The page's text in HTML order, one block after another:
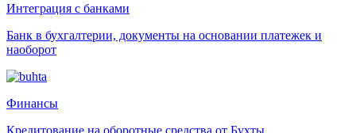
Интеграция с банками
Банк в бухгалтерии, документы на основании платежек и
наоборот
Финансы
Кредитование на оборотные средства от Бухты